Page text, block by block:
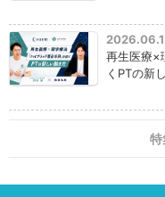
再生医療×
くPTの新
特